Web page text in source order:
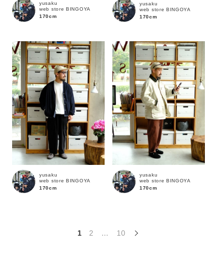
この条件で絞り込む
yusaku
web store BINGOYA
170cm
yusaku
web store BINGOYA
170cm
yusaku
web store BINGOYA
170cm
yusaku
web store BINGOYA
170cm
1 2 … 10